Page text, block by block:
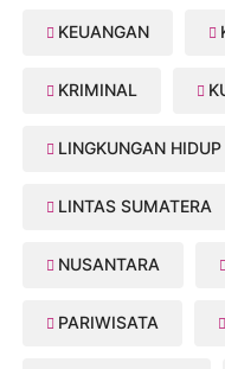
KEUANGAN
KRIMINAL
LINGKUNGAN HIDUP
LINTAS SUMATERA
NUSANTARA
PARIWISATA